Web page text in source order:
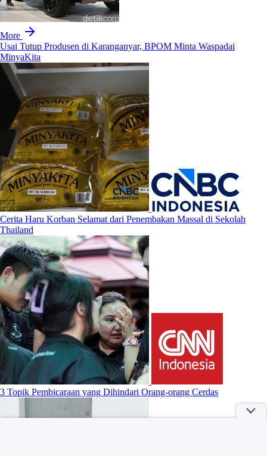
More
Usai Tutup Produsen di Karanganyar, BPOM Minta Waspadai
MinyaKita
Cerita Haru Korban Selamat dari Penembakan Massal di Sekolah
Thailand
3 Topik Pembicaraan yang Dihindari Orang-orang Cerdas